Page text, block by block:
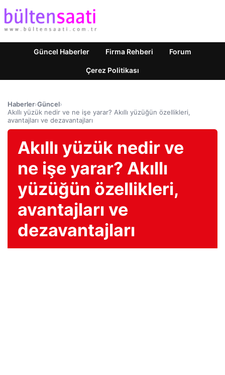
Güncel Haberler Firma Rehberi Forum
Çerez Politikası
Haberler›Güncel›
Akıllı yüzük nedir ve ne işe yarar? Akıllı yüzüğün özellikleri,
avantajları ve dezavantajları
Akıllı yüzük nedir ve
ne işe yarar? Akıllı
yüzüğün özellikleri,
avantajları ve
dezavantajları